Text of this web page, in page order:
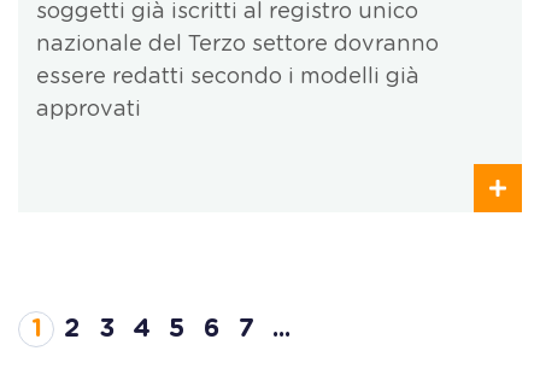
soggetti già iscritti al registro unico
nazionale del Terzo settore dovranno
essere redatti secondo i modelli già
approvati
1 2 3 4 5 6 7 ...